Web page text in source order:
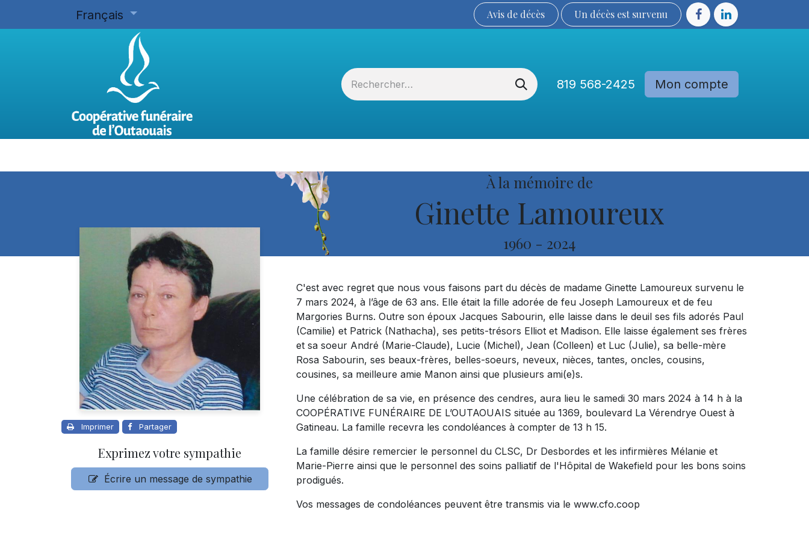
Français Avis de décès Un décès est sur​​​​​​​​ve​nu​​​​​​​​​​
819 568-2425 Mon compte
À la mémoire de
Ginette Lamoureux
1960 - 2024
Imprimer Partager
Exprimez votre sympathie
Écrire un message de sympathie
C'est avec regret que nous vous faisons part du décès de madame Ginette Lamoureux survenu le
7 mars 2024, à l’âge de 63 ans. Elle était la fille adorée de feu Joseph Lamoureux et de feu
Margories Burns. Outre son époux Jacques Sabourin, elle laisse dans le deuil ses fils adorés Paul
(Camilie) et Patrick (Nathacha), ses petits-trésors Elliot et Madison. Elle laisse également ses frères
et sa soeur André (Marie-Claude), Lucie (Michel), Jean (Colleen) et Luc (Julie), sa belle-mère
Rosa Sabourin, ses beaux-frères, belles-soeurs, neveux, nièces, tantes, oncles, cousins,
cousines, sa meilleure amie Manon ainsi que plusieurs ami(e)s.
Une célébration de sa vie, en présence des cendres, aura lieu le samedi 30 mars 2024 à 14 h à la
COOPÉRATIVE FUNÉRAIRE DE L’OUTAOUAIS située au 1369, boulevard La Vérendrye Ouest à
Gatineau. La famille recevra les condoléances à compter de 13 h 15.
La famille désire remercier le personnel du CLSC, Dr Desbordes et les infirmières Mélanie et
Marie-Pierre ainsi que le personnel des soins palliatif de l'Hôpital de Wakefield pour les bons soins
prodigués.
Vos messages de condoléances peuvent être transmis via le www.cfo.coop